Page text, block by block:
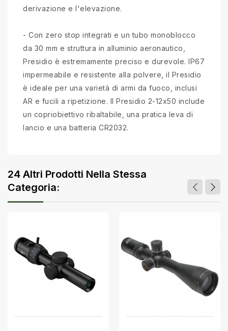
derivazione e l'elevazione.
- Con zero stop integrati e un tubo monoblocco
da 30 mm e struttura in alluminio aeronautico,
Presidio è estremamente preciso e durevole. IP67
impermeabile e resistente alla polvere, il Presidio
è ideale per una varietà di armi da fuoco, inclusi
AR e fucili a ripetizione. Il Presidio 2-12x50 include
un copriobiettivo ribaltabile, una pratica leva di
lancio e una batteria CR2032.
24 Altri Prodotti Nella Stessa
Categoria: